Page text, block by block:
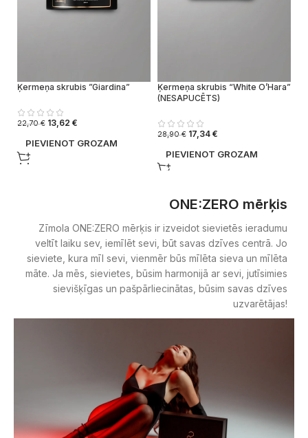
Ķermeņa skrubis ”Giardina”
22,70€ 13,62 €
PIEVIENOT GROZAM
Ķermeņa skrubis “White O’Hara”
(NESAPUCĒTS)
28,90€ 17,34 €
PIEVIENOT GROZAM
ONE:ZERO mērķis
Zīmola ONE:ZERO mērķis ir izveidot sievietēs ieradumu
veltīt laiku sev, iemīlēt sevi, būt savas dzīves centrā. Jo
sieviete, kura mīl sevi, vienmēr būs mīlēta sieva un mīlēta
māte. Ja mēs, sievietes, būsim harmonijā ar sevi, jutīsimies
sievišķīgas un pašpārliecinātas, būsim savas dzīves
uzvarētājas!